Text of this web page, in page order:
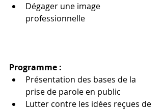
Dégager une image
professionnelle
Programme :
Présentation des bases de la
prise de parole en public
Lutter contre les idées reçues de